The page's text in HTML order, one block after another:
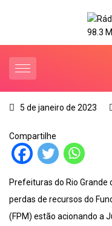
5 de janeiro de 2023
Compartilhe
Prefeituras do Rio
perdas de recursos do
(FPM) estão acionando a